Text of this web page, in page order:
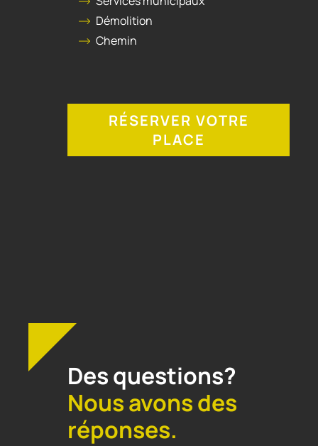
Démolition
Chemin
RÉSERVER VOTRE
PLACE
Des questions?
Nous avons des
réponses.